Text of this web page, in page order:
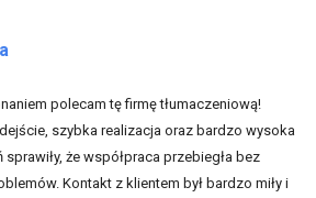
polecam tę firmę tłumaczeniową!
szybka realizacja oraz bardzo wysoka
sprawiły, że współpraca przebiegła bez
Kontakt z klientem był bardzo miły i